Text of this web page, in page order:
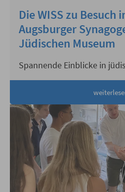
Die WISS zu Besuch
Augsburger
Jüdischen Museum
Spannende Einblicke in